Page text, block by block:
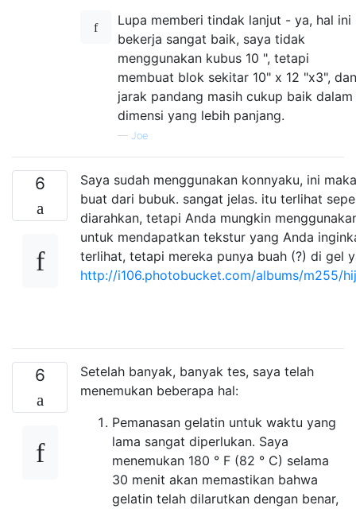
Lupa memberi tindak lanjut - ya, hal ini
bekerja sangat baik, saya tidak
menggunakan kubus 10 ", tetapi
membuat blok sekitar 10" x 12 "x3", dan
jarak pandang masih cukup baik dalam
dimensi yang lebih panjang.
— Joe
6
Saya sudah menggunakan konnyaku, ini
buat dari bubuk. sangat jelas. itu terlihat
diarahkan, tetapi Anda mungkin
untuk mendapatkan tekstur yang Anda
terlihat, tetapi mereka punya buah (?) di gel
http://i106.photobucket.com/albums/m255/
6
Setelah banyak, banyak tes, saya telah
menemukan beberapa hal:
Pemanasan gelatin untuk waktu yang
lama sangat diperlukan. Saya
menemukan 180 ° F (82 ° C) selama
30 menit akan memastikan bahwa
gelatin telah dilarutkan dengan benar,